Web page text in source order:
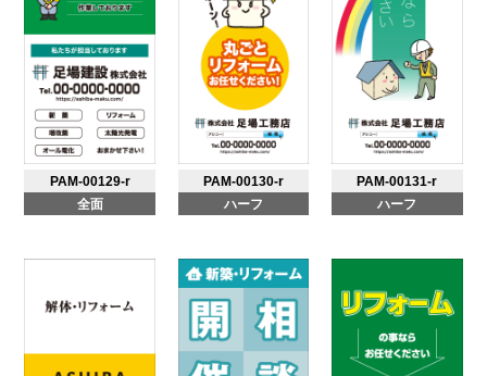
PAM-00129-r
全面
PAM-00130-r
ハーフ
PAM-00131-r
ハーフ